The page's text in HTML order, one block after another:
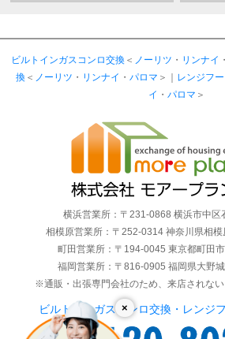
×
ビルトインガスコンロ交換 ＜ ノーリツ ・ リンナイ ・
換 ＜ ノーリツ ・ リンナイ ・ パロマ ＞｜ レンジフ
イ ・ パロマ ＞
横浜営業所：〒231-0868 横浜市中区
相模原営業所：〒252-0314 神奈川県相
町田営業所：〒194-0045 東京都町田
福岡営業所：〒816-0905 福岡県大野
※通販・出張専門会社のため、来店されない
ビルトインガスコンロ交換・レンジ